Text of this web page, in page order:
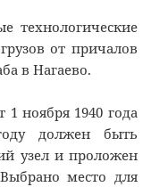
технологические
от причалов
в Нагаево.
1 ноября 1940 года
должен быть
узел и проложен
место для